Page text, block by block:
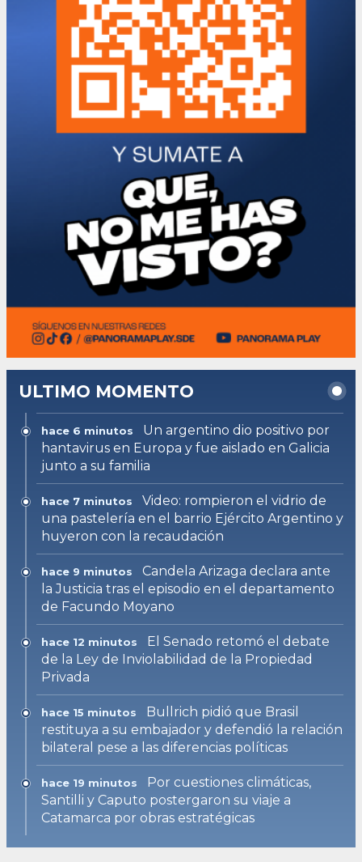
ULTIMO MOMENTO
hace 6 minutos
Un argentino dio positivo por
hantavirus en Europa y fue aislado en Galicia
junto a su familia
hace 7 minutos
Video: rompieron el vidrio de
una pastelería en el barrio Ejército Argentino y
huyeron con la recaudación
hace 9 minutos
Candela Arizaga declara ante
la Justicia tras el episodio en el departamento
de Facundo Moyano
hace 12 minutos
El Senado retomó el debate
de la Ley de Inviolabilidad de la Propiedad
Privada
hace 15 minutos
Bullrich pidió que Brasil
restituya a su embajador y defendió la relación
bilateral pese a las diferencias políticas
hace 19 minutos
Por cuestiones climáticas,
Santilli y Caputo postergaron su viaje a
Catamarca por obras estratégicas